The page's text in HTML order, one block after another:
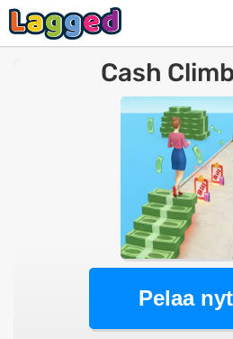
Cash
Pelaa nyt